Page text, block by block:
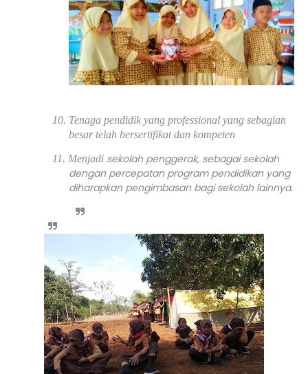
10. Tenaga pendidik yang professional yang sebagian
besar telah bersertifikat dan kompeten
11. Menjadi sekolah penggerak, sebagai sekolah
dengan percepatan program pendidikan yang
diharapkan pengimbasan bagi sekolah lainnya.